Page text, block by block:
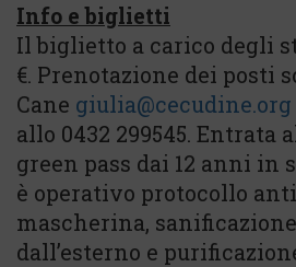
Info e biglietti
Il biglietto a carico degli
€. Prenotazione dei posti
Cane giulia@cecudine.org
allo 0432 299545. Entrata
green pass dai 12 anni in
è operativo protocollo
mascherina,
dall’esterno e